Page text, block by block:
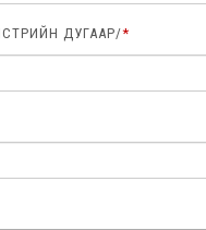
ДУГААР/*